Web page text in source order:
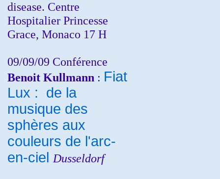
disease. Centre
Hospitalier Princesse
Grace, Monaco 17 H
09/09/09 Conférence
Benoit Kullmann : Fiat
Lux : de la
musique des
sphères aux
couleurs de l'arc-
en-ciel Dusseldorf